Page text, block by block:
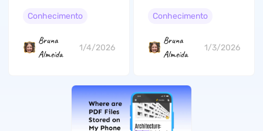
Você Vai Se
Perder
Conhecimento
Bruna
Almeida
1/4/2026
Recuperação
Conhecimento
Bruna
Almeida
1/3/2026